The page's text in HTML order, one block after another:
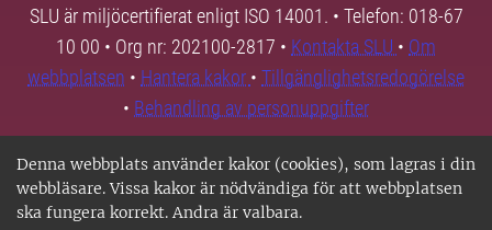
Denna webbplats använder kakor (cookies), som lagras i din
webbläsare. Vissa kakor är nödvändiga för att webbplatsen
ska fungera korrekt. Andra är valbara.
SLU är miljöcertifierat enligt ISO 14001. • Telefon: 018-67
10 00 • Org nr: 202100-2817 • Kontakta SLU • Om
webbplatsen • Hantera kakor • Tillgänglighetsredogörelse
• Behandling av personuppgifter